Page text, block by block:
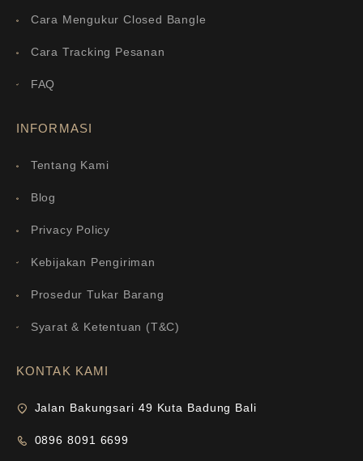
Cara Mengukur Closed Bangle
Cara Tracking Pesanan
FAQ
INFORMASI
Tentang Kami
Blog
Privacy Policy
Kebijakan Pengiriman
Prosedur Tukar Barang
Syarat & Ketentuan (T&C)
KONTAK KAMI
Jalan Bakungsari 49 Kuta Badung Bali
0896 8091 6699